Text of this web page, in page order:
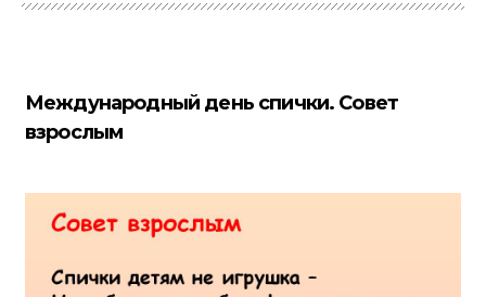
Международный день спички. Совет
взрослым